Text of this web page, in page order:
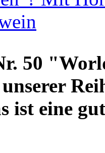
50
ist eine